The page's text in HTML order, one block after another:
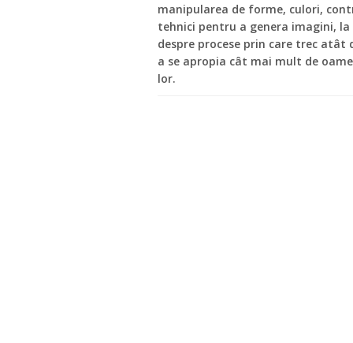
manipularea de forme, culori,
tehnici pentru a genera imagini,
despre procese prin care trec
a se apropia cât mai mult de
lor.